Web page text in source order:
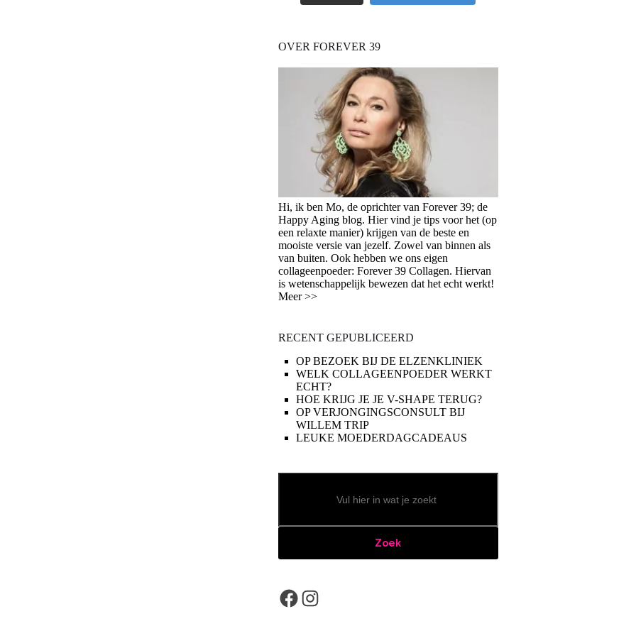
OVER FOREVER 39
Hi, ik ben Mo, de oprichter van Forever 39; de
Happy Aging blog. Hier vind je tips voor het (op
een relaxte manier) krijgen van de beste en
mooiste versie van jezelf. Zowel van binnen als
van buiten. Ook hebben we ons eigen
collageenpoeder: Forever 39 Collagen. Hiervan
is wetenschappelijk bewezen dat het echt werkt!
Meer >>
RECENT GEPUBLICEERD
OP BEZOEK BIJ DE ELZENKLINIEK
WELK COLLAGEENPOEDER WERKT
ECHT?
HOE KRIJG JE JE V-SHAPE TERUG?
OP VERJONGINGSCONSULT BIJ
WILLEM TRIP
LEUKE MOEDERDAGCADEAUS
Zoeken
Zoek
Facebook
Instagram